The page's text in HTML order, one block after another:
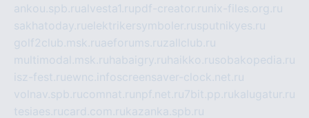
ankou.spb.rualvesta1.rupdf-creator.ru nix-files.org.ru
sakhatoday.ruelektrikersymboler.rusputnikyes.ru
golf2club.msk.ruaeforums.ruzallclub.ru
multimodal.msk.ru habaigry.ru haikko.rusobakopedia.ru
isz-fest.ruewnc.infoscreensaver-clock.net.ru
volnav.spb.rucomnat.ru npf.net.ru 7bit.pp.rukalugatur.ru
tesiaes.rucard.com.rukazanka.spb.ru